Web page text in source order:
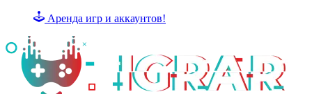
Аренда игр и аккаунтов!